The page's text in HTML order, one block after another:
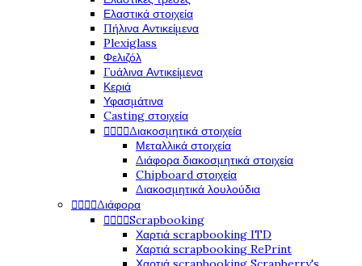
Ελαστικά στοιχεία
Πήλινα Αντικείμενα
Plexiglass
Φελιζόλ
Γυάλινα Αντικείμενα
Κεριά
Υφασμάτινα
Casting στοιχεία
Διακοσμητικά στοιχεία
Μεταλλικά στοιχεία
Διάφορα διακοσμητικά στοιχεία
Chipboard στοιχεία
Διακοσμητικά λουλούδια
Διάφορα
Scrapbooking
Χαρτιά scrapbooking ITD
Χαρτιά scrapbooking RePrint